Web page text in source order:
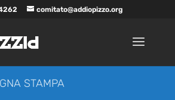
comitato@addiopizzo.org
STAMPA